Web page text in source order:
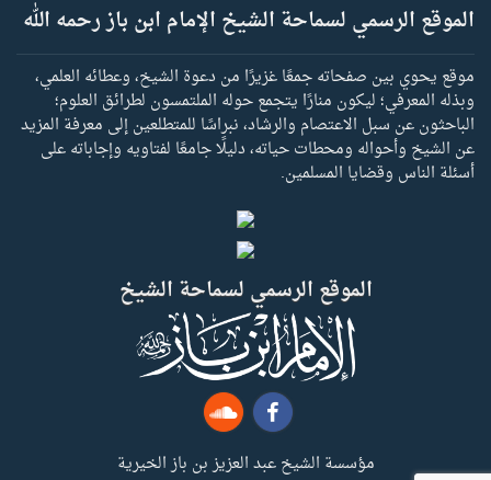
الموقع الرسمي لسماحة الشيخ الإمام ابن باز رحمه الله
موقع يحوي بين صفحاته جمعًا غزيرًا من دعوة الشيخ، وعطائه العلمي،
وبذله المعرفي؛ ليكون منارًا يتجمع حوله الملتمسون لطرائق العلوم؛
الباحثون عن سبل الاعتصام والرشاد، نبراسًا للمتطلعين إلى معرفة المزيد
عن الشيخ وأحواله ومحطات حياته، دليلًا جامعًا لفتاويه وإجاباته على
أسئلة الناس وقضايا المسلمين.
الموقع الرسمي لسماحة الشيخ
مؤسسة الشيخ عبد العزيز بن باز الخيرية